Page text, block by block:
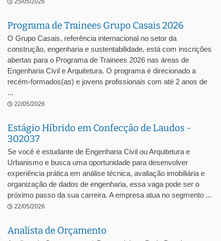
25/05/2026
Programa de Trainees Grupo Casais 2026
O Grupo Casais, referência internacional no setor da
construção, engenharia e sustentabilidade, está com inscrições
abertas para o Programa de Trainees 2026 nas áreas de
Engenharia Civil e Arquitetura. O programa é direcionado a
recém-formados(as) e jovens profissionais com até 2 anos de
...
22/05/2026
Estágio Híbrido em Confecção de Laudos -
302037
Se você é estudante de Engenharia Civil ou Arquitetura e
Urbanismo e busca uma oportunidade para desenvolver
experiência prática em análise técnica, avaliação imobiliária e
organização de dados de engenharia, essa vaga pode ser o
próximo passo da sua carreira. A empresa atua no segmento ...
22/05/2026
Analista de Orçamento